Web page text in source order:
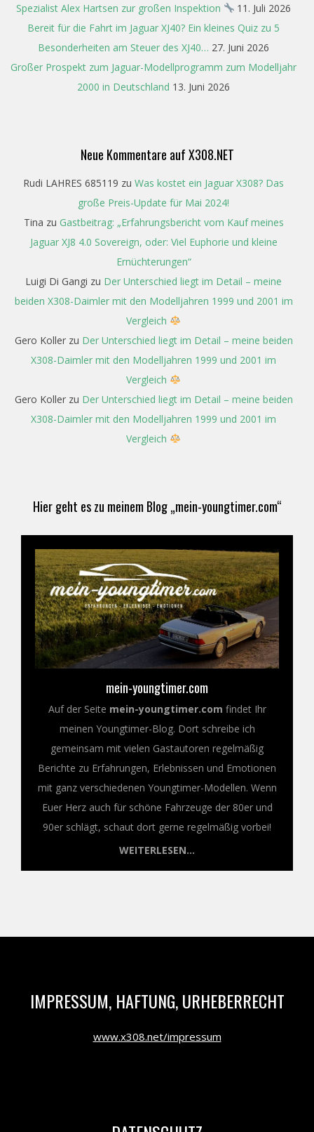
Spezialist Alex Hartsen zur großen Inspektion
11. Juli 2026
Bereit für die Fahrt im Jaguar XJ40? Ein kleines Quiz zu 5
Besonderheiten am Steuer des XJ40… 27. Juni 2026
Großer Prospekt zum Jaguar-Modellprogramm zum Modelljahr
2000 in Deutschland 13. Juni 2026
Neue Kommentare auf X308.NET
Rudi LAHRES 685119 zu Was kostet ein Jaguar X308? Das
große Preis-Update für Mai 2024!
Tina zu Gastbeitrag: „Erfahrungsbericht vom Kauf meines
Jaguar XJ8 4.0 Sovereign, oder: Viel Euphorie und kleine
Ernüchterungen“
Luigi Di Gangi zu Der Unterschied liegt im Detail – meine
beiden X308-Daimler mit den Modelljahren 1999 und 2001 im
Vergleich
Gero Kollerzu Der Unterschied liegt im Detail – meine beiden
X308-Daimler mit den Modelljahren 1999 und 2001 im
Vergleich
Gero Kollerzu Der Unterschied liegt im Detail – meine beiden
X308-Daimler mit den Modelljahren 1999 und 2001 im
Vergleich
Hier geht es zu meinem Blog „mein-youngtimer.com“
mein-youngtimer.com
Auf der Seite mein-youngtimer.com findet Ihr
meinen Youngtimer-Blog. Dort schreibe ich
gemeinsam mit vielen Gastautoren regelmäßig
Berichte zu Erfahrungen, Erlebnissen und Emotionen
mit ganz verschiedenen Youngtimer-Modellen. Wenn
Euer Herz auch für schöne Fahrzeuge der 80er und
90er schlägt, schaut dort gerne regelmäßig vorbei!
WEITERLESEN...
IMPRESSUM, HAFTUNG, URHEBERRECHT
www.x308.net/impressum